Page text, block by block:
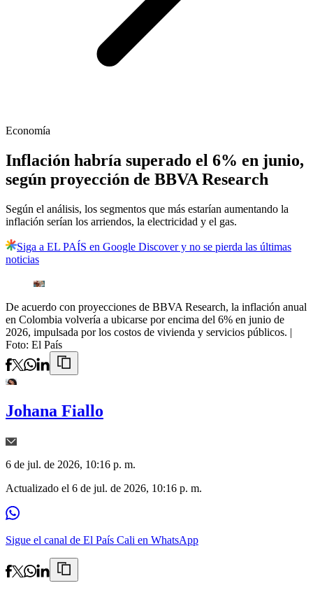
Economía
Inflación habría superado el 6% en junio,
según proyección de BBVA Research
Según el análisis, los segmentos que más estarían aumentando la
inflación serían los arriendos, la electricidad y el gas.
Siga a EL PAÍS en Google Discover y no se pierda las últimas
noticias
De acuerdo con proyecciones de BBVA Research, la inflación anual
en Colombia volvería a ubicarse por encima del 6% en junio de
2026, impulsada por los costos de vivienda y servicios públicos. |
Foto: El País
Johana Fiallo
6 de jul. de 2026, 10:16 p. m.
Actualizado el 6 de jul. de 2026, 10:16 p. m.
Sigue el canal de El País Cali en WhatsApp